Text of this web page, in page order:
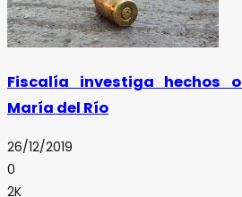
Fiscalía investiga hechos
María del Río
26/12/2019
0
2K